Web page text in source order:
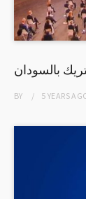
بالسودان
BY 5 YEARS